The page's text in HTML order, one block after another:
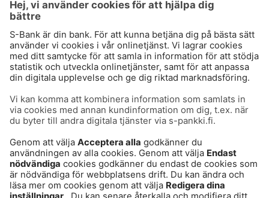
Användarvillkor
Dataskydd
Cookies